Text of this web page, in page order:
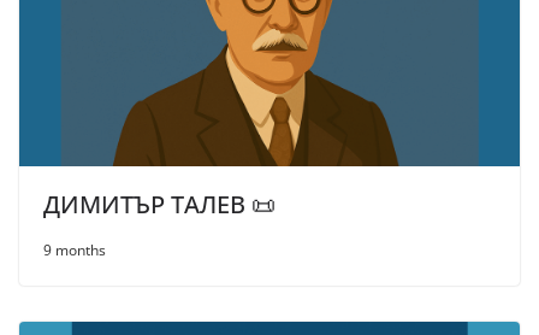
ДИМИТЪР ТАЛЕВ 📜
9 months